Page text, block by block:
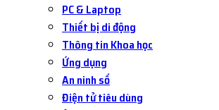
PC & Laptop
Thiết bị di động
Thông tin Khoa học
Ứng dụng
An ninh số
Điện tử tiêu dùng